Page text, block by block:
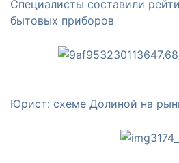
Специалисты составили
бытовых приборов
Юрист: схеме Долиной на